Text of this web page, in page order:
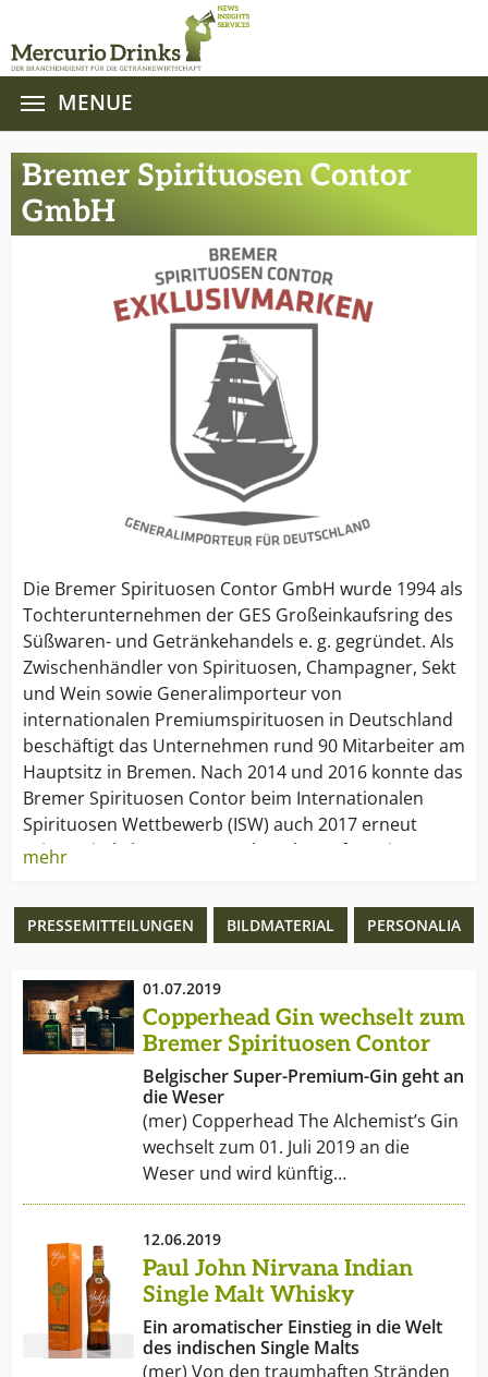
MENUE
Bremer Spirituosen Contor
GmbH
Die Bremer Spirituosen Contor GmbH wurde 1994 als
Tochterunternehmen der GES Großeinkaufsring des
Süßwaren- und Getränkehandels e. g. gegründet. Als
Zwischenhändler von Spirituosen, Champagner, Sekt
und Wein sowie Generalimporteur von
internationalen Premiumspirituosen in Deutschland
beschäftigt das Unternehmen rund 90 Mitarbeiter am
Hauptsitz in Bremen. Nach 2014 und 2016 konnte das
Bremer Spirituosen Contor beim Internationalen
Spirituosen Wettbewerb (ISW) auch 2017 erneut
seinen Titel als „Importeur des Jahres“ für seine
mehr
PRESSEMITTEILUNGEN BILDMATERIAL PERSONALIA
01.07.2019
Copperhead Gin wechselt zum
Bremer Spirituosen Contor
Belgischer Super-Premium-Gin geht an
die Weser
(mer) Copperhead The Alchemist’s Gin
wechselt zum 01. Juli 2019 an die
Weser und wird künftig…
12.06.2019
Paul John Nirvana Indian
Single Malt Whisky
Ein aromatischer Einstieg in die Welt
des indischen Single Malts
(mer) Von den traumhaften Stränden